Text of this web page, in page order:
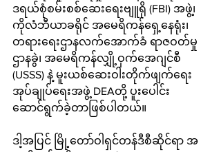
ဒရယ်စုံစမ်းစစ်ဆေးရေးဗျူရို (FBI) အဖွဲ့၊
ကိုလံဘီယာခရိုင် အမေရိကန်ရှေ့နေရုံး၊
တရားရေးဌာနလက်အောက်ခံ ရာဇဝတ်မှု
ဌာနခွဲ၊ အမေရိကန်လျှို့ဝှက်အေဂျင်စီ
(USSS) နဲ့ မူးယစ်ဆေးဝါးတိုက်ဖျက်ရေး
အုပ်ချုပ်ရေးအဖွဲ့ DEAတို့ ပူးပေါင်း
ဆောင်ရွက်ခဲ့တာဖြစ်ပါတယ်။
ဒါ့အပြင် မြို့တော်ဝါရှင်တန်ဒီစီဆိုင်ရာ အ